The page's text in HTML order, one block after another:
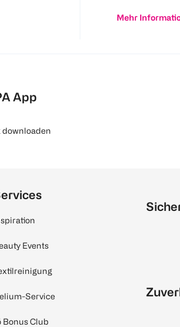
Mehr
App
downloaden
Events
Service
Bonus Club